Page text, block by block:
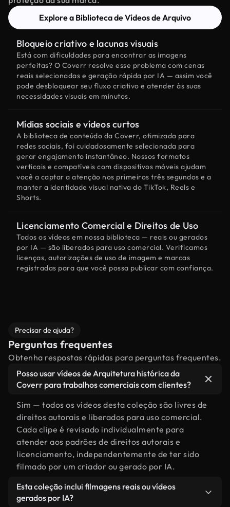
Explore a Biblioteca de Vídeos de Arquivo
Bloqueio criativo e lacunas visuais
Está com dificuldades para encontrar as imagens
perfeitas? O Coverr resolve esse problema com cenas
reais selecionadas e geração rápida por IA — assim você
pode desbloquear seu fluxo criativo e atender às suas
necessidades visuais em minutos.
Mídias sociais e vídeos curtos
A biblioteca de conteúdo da Coverr, otimizada para
redes sociais, foi cuidadosamente selecionada para
gerar engajamento instantâneo. Nossos formatos
verticais e compatíveis com dispositivos móveis ajudam
você a captar a atenção nos primeiros três segundos e a
manter a identidade visual nativa do TikTok, Reels e
Shorts.
Licenciamento Comercial e Direitos de Uso
Todos os vídeos em nossa biblioteca — reais ou gerados
por IA — são liberados para uso comercial. Verificamos
licenças, autorizações de uso de imagem e marcas
registradas para que você possa publicar com confiança.
Precisar de ajuda?
Perguntas frequentes
Obtenha respostas rápidas para perguntas frequentes.
Posso usar vídeos de Arquitetura histórica da
Coverr para trabalhos comerciais com clientes?
Sim — todos os vídeos desta coleção são livres de
direitos autorais e liberados para uso comercial.
Cada clipe é revisado individualmente para
atender aos padrões de direitos autorais e
licenciamento, independentemente de ter sido
filmado por um criador ou gerado por IA.
Esta coleção inclui filmagens reais ou vídeos
gerados por IA?